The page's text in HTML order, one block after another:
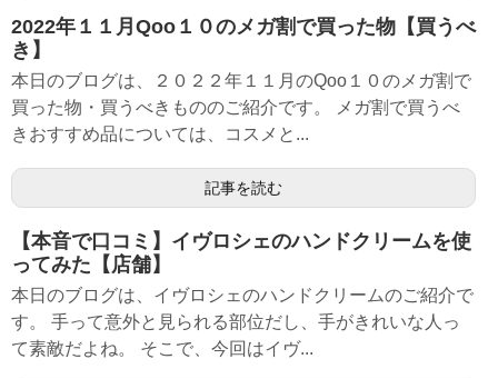
2022年１１月Qoo１０のメガ割で買った物【買うべ
き】
本日のブログは、２０２２年１１月のQoo１０のメガ割で
買った物・買うべきもののご紹介です。 メガ割で買うべ
きおすすめ品については、コスメと...
記事を読む
【本音で口コミ】イヴロシェのハンドクリームを使
ってみた【店舗】
本日のブログは、イヴロシェのハンドクリームのご紹介で
す。 手って意外と見られる部位だし、手がきれいな人っ
て素敵だよね。 そこで、今回はイヴ...